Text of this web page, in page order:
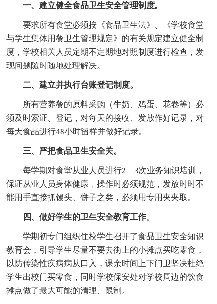
一、建立健全食品卫生安全管理制度。
要求所有食堂必须按《食品卫生法》、《学校食堂
与学生集体用餐卫生管理规定》的有关规定建立健全制
度，学校相关人员定期不定期地对照制度进行检查，发
现问题随时随地处理解决。
二、建立并执行台账登记制度。
所有营养餐的原料采购（牛奶、鸡蛋、花卷等）必
须及时索证、登记，对每天的接收、发放作好记录，对
每天食品进行48小时留样并做好记录。
三、严把食品卫生安全关。
每学期对食堂从业人员进行2—3次业务知识培训，
保证从业人员身体健康，操作时必须规范，发放时时不
能用手直接抓馒头、饼子之类，必须用专用夹夹取。
四、做好学生的卫生安全教育工作。
学期初专门组织住校学生召开了食品卫生安全知识
教育会，引导学生尽量不要去街上的小摊点买吃零食，
以防传染性疾病病从口入，课余时间上下门卫坚决杜绝
学生出校门买零食，同时学校保安处对学校周边的饮食
摊点做了最大可能的清理、限制。